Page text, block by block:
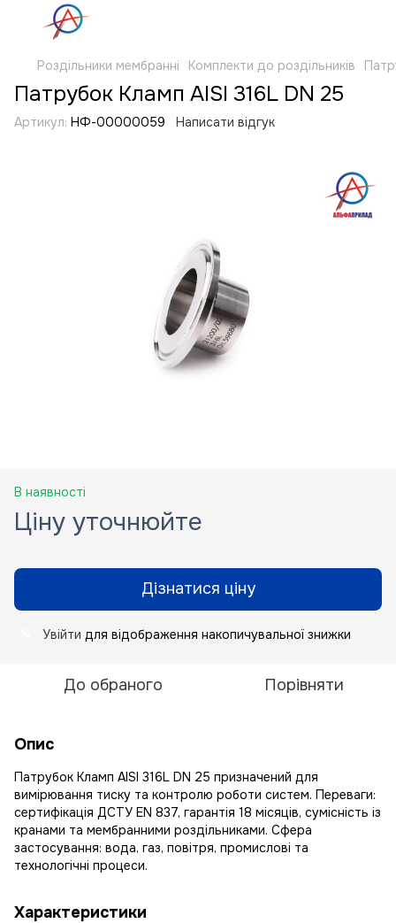
Роздільники мембранні Комплекти до роздільників
Патрубок Кламп AISI 316L DN 25
Артикул: НФ-00000059 Написати відгук
В наявності
Ціну уточнюйте
Дізнатися ціну
Увійти для відображення накопичувальної знижки
До обраного Порівняти
Опис
Патрубок Кламп AISI 316L DN 25 призначений для
вимірювання тиску та контролю роботи систем. Переваги:
сертифікація ДСТУ EN 837, гарантія 18 місяців, сумісність із
кранами та мембранними роздільниками. Сфера
застосування: вода, газ, повітря, промислові та
технологічні процеси.
Характеристики